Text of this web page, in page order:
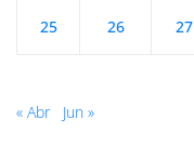
25 26 27
« Abr Jun »